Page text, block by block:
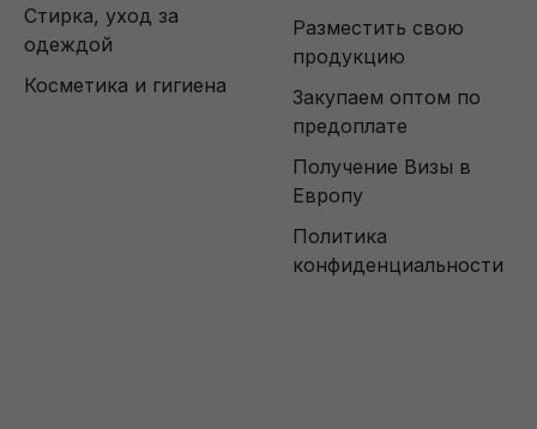
Стирка, уход за
одеждой
Косметика и гигиена
Разместить свою
продукцию
Закупаем оптом по
предоплате
Получение Визы в
Европу
Политика
конфиденциальности